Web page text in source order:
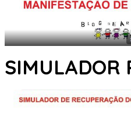
SIMULADOR